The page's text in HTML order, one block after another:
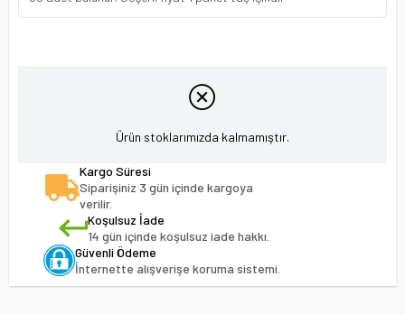
Ürün stoklarımızda kalmamıştır.
Kargo Süresi
Siparişiniz 3 gün içinde kargoya
verilir.
Koşulsuz İade
14 gün içinde koşulsuz iade hakkı.
Güvenli Ödeme
İnternette alışverişe koruma sistemi.